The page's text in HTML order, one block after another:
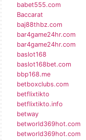
babet555.com
Baccarat
baj88thbz.com
bar4game24hr.com
bar4game24hr.com
baslot168
baslot168bet.com
bbp168.me
betboxclubs.com
betflixtikto
betflixtikto.info
betway
betworld369hot.com
betworld369hot.com